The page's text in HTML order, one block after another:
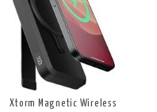
Xtorm Magnetic Wireless